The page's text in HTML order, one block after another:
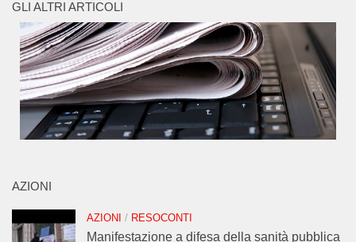
GLI ALTRI ARTICOLI
AZIONI
AZIONI / RESOCONTI
Manifestazione a difesa della sanità pubblica